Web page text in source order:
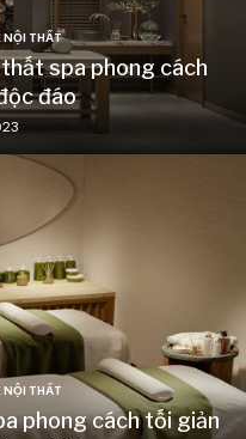
NỘI THẤT
spa phong cách
đáo
THẤT
phong cách tối giản